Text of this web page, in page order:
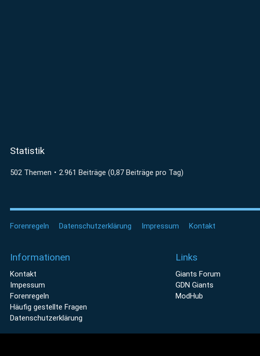
Statistik
502 Themen 2.961 Beiträge (0,87 Beiträge pro Tag)
Forenregeln Datenschutzerklärung Impressum Kontakt
Informationen
Kontakt
Impessum
Forenregeln
Häufig gestellte Fragen
Datenschutzerklärung
Links
Giants Forum
GDN Giants
ModHub